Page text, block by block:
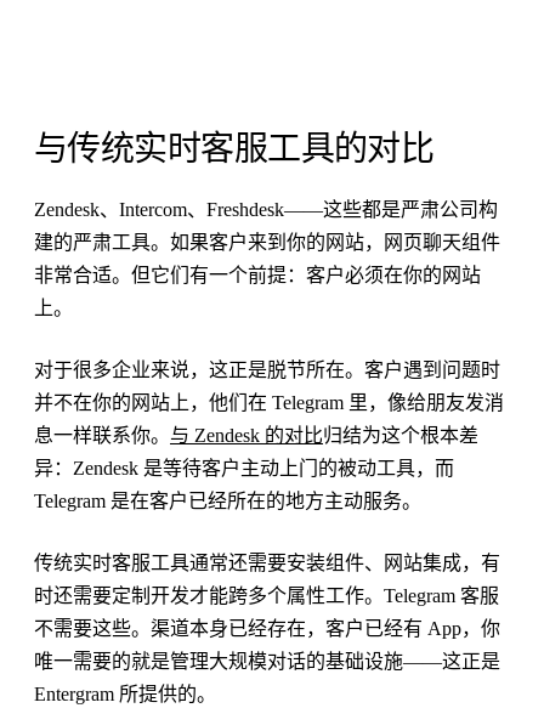
与传统实时客服工具的对比
Zendesk、Intercom、Freshdesk——这些都是严肃公司构
建的严肃工具。如果客户来到你的网站，网页聊天组件
非常合适。但它们有一个前提：客户必须在你的网站
上。
对于很多企业来说，这正是脱节所在。客户遇到问题时
并不在你的网站上，他们在 Telegram 里，像给朋友发消
息一样联系你。 与 Zendesk 的对比归结为这个根本差
异：Zendesk 是等待客户主动上门的被动工具，而
Telegram 是在客户已经所在的地方主动服务。
传统实时客服工具通常还需要安装组件、网站集成，有
时还需要定制开发才能跨多个属性工作。Telegram 客服
不需要这些。渠道本身已经存在，客户已经有 App，你
唯一需要的就是管理大规模对话的基础设施——这正是
Entergram 所提供的。